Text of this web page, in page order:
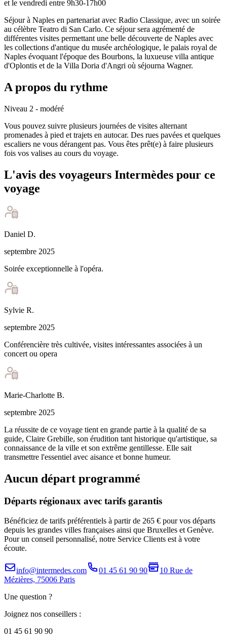
et le vendredi entre 9h30-17h00
Séjour à Naples en partenariat avec Radio Classique, avec un soirée
au célèbre Teatro di San Carlo. Ce séjour sera agrémenté de
différentes visites permettant une belle découverte de Naples avec
les collections d'antique du musée archéologique, le palais royal de
Naples évoquant l'époque des Bourbons, la luxueuse villa antique
d'Oplontis et de la Villa Doria d'Angri où séjourna Wagner.
A propos du rythme
Niveau 2 - modéré
Vous pouvez suivre plusieurs journées de visites alternant
promenades à pied et trajets en autocar. Des rues pavées et quelques
escaliers ne vous dérangent pas. Vous êtes prêt(e) à faire plusieurs
fois vos valises au cours du voyage.
L'avis des voyageurs Intermèdes pour ce
voyage
Daniel D.
septembre 2025
Soirée exceptionnelle à l'opéra.
Sylvie R.
septembre 2025
Conférencière très cultivée, visites intéressantes associées à un
concert ou opera
Marie-Charlotte B.
septembre 2025
La réussite de ce voyage tient en grande partie à la qualité de sa
guide, Claire Grebille, son érudition tant historique qu'artistique, sa
connaissance de la ville et son extrême gentillesse. Elle sait
transmettre l'essentiel avec aisance et bonne humeur.
Aucun départ programmé
Départs régionaux avec tarifs garantis
Bénéficiez de tarifs préférentiels à partir de 265 € pour vos départs
depuis les grandes villes françaises ainsi que Bruxelles et Genève.
Pour un conseil personnalisé, notre Service Clients est à votre
écoute.
info@intermedes.com 01 45 61 90 90
10 Rue de
Mézières, 75006 Paris
Une question ?
Joignez nos conseillers :
01 45 61 90 90